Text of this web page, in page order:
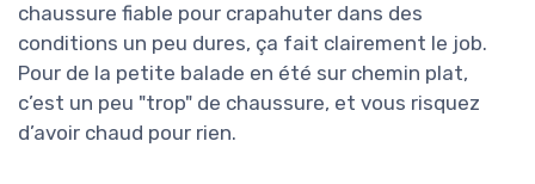
chaussure fiable pour crapahuter dans des
conditions un peu dures, ça fait clairement le job.
Pour de la petite balade en été sur chemin plat,
c’est un peu "trop" de chaussure, et vous risquez
d’avoir chaud pour rien.